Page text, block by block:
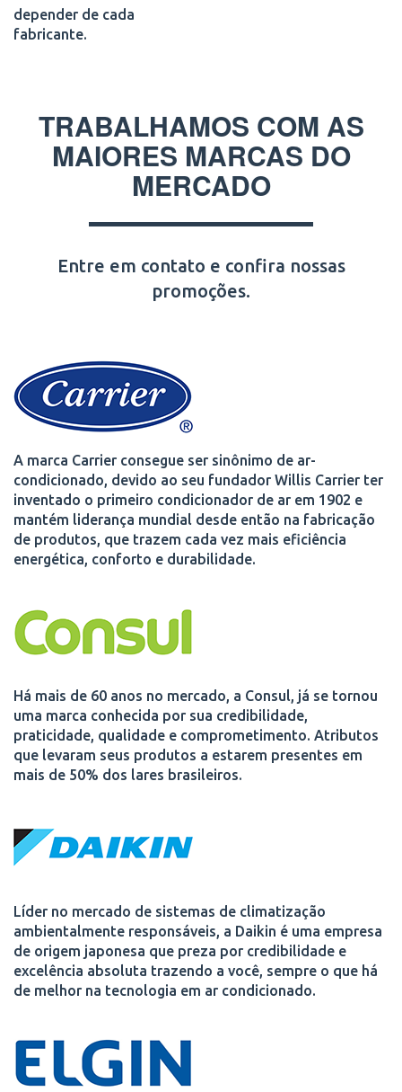
depender de cada
fabricante.
TRABALHAMOS COM AS
MAIORES MARCAS DO
MERCADO
Entre em contato e confira nossas
promoções.
A marca Carrier consegue ser sinônimo de ar-
condicionado, devido ao seu fundador Willis Carrier ter
inventado o primeiro condicionador de ar em 1902 e
mantém liderança mundial desde então na fabricação
de produtos, que trazem cada vez mais eficiência
energética, conforto e durabilidade.
Há mais de 60 anos no mercado, a Consul, já se tornou
uma marca conhecida por sua credibilidade,
praticidade, qualidade e comprometimento. Atributos
que levaram seus produtos a estarem presentes em
mais de 50% dos lares brasileiros.
Líder no mercado de sistemas de climatização
ambientalmente responsáveis, a Daikin é uma empresa
de origem japonesa que preza por credibilidade e
excelência absoluta trazendo a você, sempre o que há
de melhor na tecnologia em ar condicionado.